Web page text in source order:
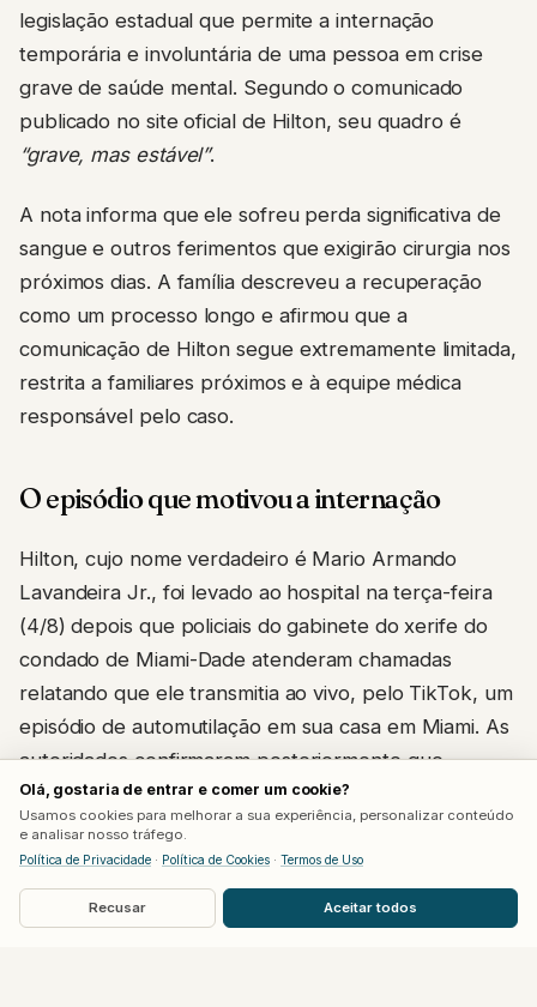
legislação estadual que permite a internação
temporária e involuntária de uma pessoa em crise
grave de saúde mental. Segundo o comunicado
publicado no site oficial de Hilton, seu quadro é
“grave, mas estável”.
A nota informa que ele sofreu perda significativa de
sangue e outros ferimentos que exigirão cirurgia nos
próximos dias. A família descreveu a recuperação
como um processo longo e afirmou que a
comunicação de Hilton segue extremamente limitada,
restrita a familiares próximos e à equipe médica
responsável pelo caso.
O episódio que motivou a internação
Hilton, cujo nome verdadeiro é Mario Armando
Lavandeira Jr., foi levado ao hospital na terça-feira
(4/8) depois que policiais do gabinete do xerife do
condado de Miami-Dade atenderam chamadas
relatando que ele transmitia ao vivo, pelo TikTok, um
episódio de automutilação em sua casa em Miami. As
autoridades confirmaram posteriormente que
conseguiram resgatar a pessoa em segurança e
encaminhá-la para atendimento médico.
O TikTok afirmou, em nota à Deadline, que a
transmissão permaneceu no ar por 15 a 20 minutos
Olá, gostaria de entrar e comer um cookie?
Usamos cookies para melhorar a sua experiência, personalizar conteúdo
e analisar nosso tráfego.
Política de Privacidade · Política de Cookies · Termos de Uso
Recusar Aceitar todos